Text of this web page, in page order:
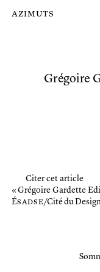
azimuts
Grégoire
Citer cet article
« Grégoire Gardette
Ésadse/Cité du